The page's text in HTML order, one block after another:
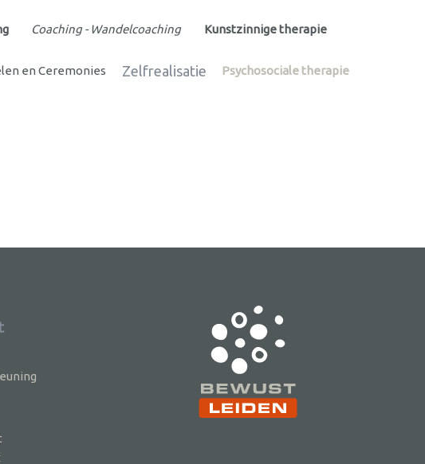
Coaching - Wandelcoaching Kunstzinnige therapie
en Ceremonies Zelfrealisatie Psychosociale therapie